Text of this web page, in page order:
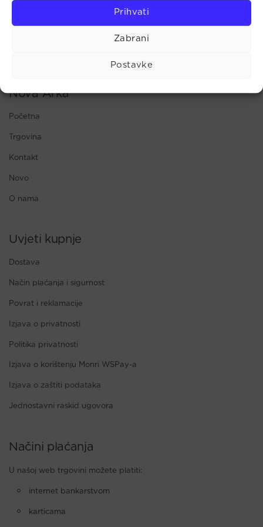
Prihvati
Zabrani
Postavke
Mobitel:
Nova Arka
Početna
Trgovina
Kontakt
Novo
O nama
Uvjeti kupnje
Dostava
Način plaćanja i sigurnost
Povrat i reklamacije
Izjava o privatnosti
Politika privatnosti
Izjava o korištenju Monri WSPay-a
Izjava o zaštiti podataka
Jednostavni raskid ugovora
Načini plaćanja
U našoj web trgovini možete platiti:
internet bankarstvom
karticama